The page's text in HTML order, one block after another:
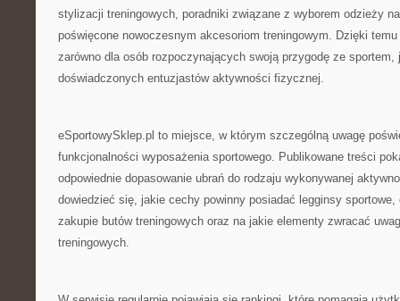
stylizacji treningowych, poradniki związane z wyborem odzieży
poświęcone nowoczesnym akcesoriom treningowym. Dzięki
zarówno dla osób rozpoczynających swoją przygodę ze sportem,
doświadczonych entuzjastów aktywności fizycznej.
eSportowySklep.pl to miejsce, w którym szczególną uwagę
funkcjonalności wyposażenia sportowego. Publikowane treści
odpowiednie dopasowanie ubrań do rodzaju wykonywanej
dowiedzieć się, jakie cechy powinny posiadać legginsy
zakupie butów treningowych oraz na jakie elementy zwracać
treningowych.